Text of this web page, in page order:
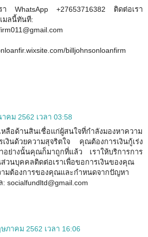
รา WhatsApp +27653716382 ติดต่อเรา
มลนี้ทันที:
billjohnsonloanfirm
คม 2562 เวลา 03:58
หลือด้านสินเชื่อแก่ผู้สนใจที่กำลังมองหาความ
เงินด้วยความสุจริตใจ คุณต้องการเงินกู้เร่ง
ย่างนั้นคุณก็มาถูกที่แล้ว เราให้บริการการ
ส่วนบุคคลติดต่อเราเพื่อขอการเงินของคุณ
ามต้องการของคุณและกำหนดจากปัญหา
: socialfundltd@gmail.com
ภาคม 2562 เวลา 16:06